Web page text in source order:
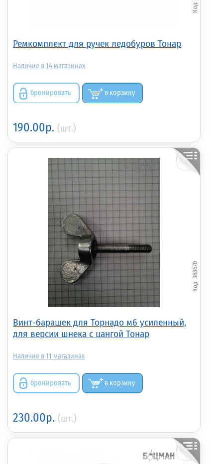
Ремкомплект для ручек ледобуров Тонар
14
бронировать в корзину
190.00р. (шт.)
Винт-барашек для Торнадо м6 усиленный,
для версии шнека с цангой Тонар
368670
11
бронировать в корзину
230.00р. (шт.)